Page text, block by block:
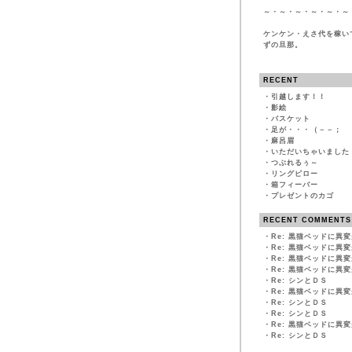
～・～・～・～・～・～
ケンケン・えさ代を稼い
ずの旦那。
RECENT
・ 引越します！！
・ 影絵
・ バスケット
・ 足が・・・（－－；
・ 麻呂眉
・ いただいちゃいました
・ つぶれるぅ～
・ リングピロー
・ 箱フィーバー
・ プレゼントのカゴ
RECENT COMMENTS
・ Re: 黒猫ベッドに異変
・ Re: 黒猫ベッドに異変
・ Re: 黒猫ベッドに異変
・ Re: 黒猫ベッドに異変
・ Re: シンとＤＳ
・ Re: 黒猫ベッドに異変
・ Re: シンとＤＳ
・ Re: シンとＤＳ
・ Re: 黒猫ベッドに異変
・ Re: シンとＤＳ